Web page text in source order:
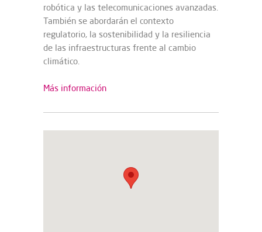
robótica y las telecomunicaciones avanzadas.
También se abordarán el contexto
regulatorio, la sostenibilidad y la resiliencia
de las infraestructuras frente al cambio
climático.
Más información